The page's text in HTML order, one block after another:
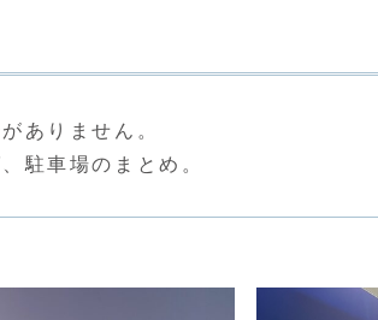
ありません。
駐車場のまとめ。